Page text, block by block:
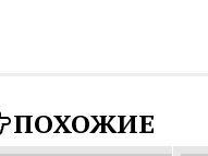
ПОХОЖИЕ